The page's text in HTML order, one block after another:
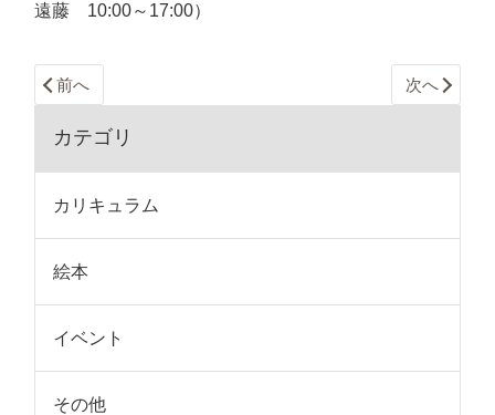
遠藤 10:00～ 17:00）
前へ 次へ
カテゴリ
カリキュラム
絵本
イベント
その他